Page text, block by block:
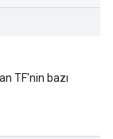
TF'nin bazı